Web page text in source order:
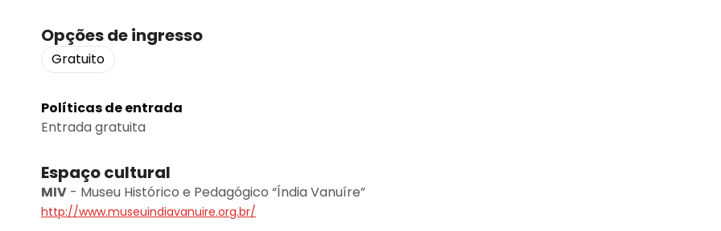
Opções de ingresso
Gratuito
Políticas de entrada
Entrada gratuita
Espaço cultural
MIV - Museu Histórico e Pedagógico “Índia Vanuíre”
http://www.museuindiavanuire.org.br/